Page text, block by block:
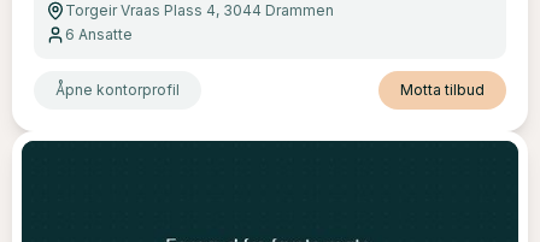
Torgeir Vraas Plass 4, 3044 Drammen
6 Ansatte
Åpne kontorprofil Motta tilbud